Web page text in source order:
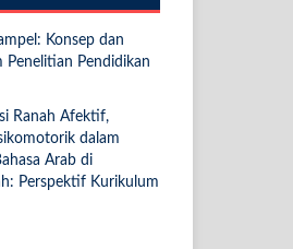
Konsep dan
Penelitian Pendidikan
Ranah Afektif,
dalam
Arab di
Perspektif Kurikulum